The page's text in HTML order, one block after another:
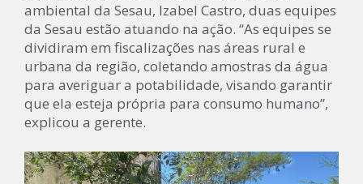
ambiental da Sesau, Izabel Castro, duas equipes
da Sesau estão atuando na ação. “As equipes se
dividiram em fiscalizações nas áreas rural e
urbana da região, coletando amostras da água
para averiguar a potabilidade, visando garantir
que ela esteja própria para consumo humano”,
explicou a gerente.